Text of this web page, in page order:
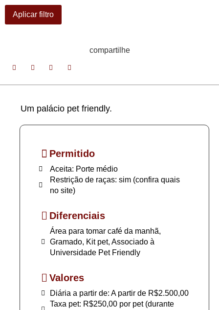
Aplicar filtro
compartilhe
Um palácio pet friendly.
Permitido
Aceita: Porte médio
Restrição de raças: sim (confira quais
no site)
Diferenciais
Área para tomar café da manhã,
Gramado, Kit pet, Associado à
Universidade Pet Friendly
Valores
Diária a partir de: A partir de R$2.500,00
Taxa pet: R$250,00 por pet (durante